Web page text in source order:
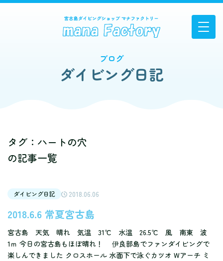
ブログ
ダイビング日記
タグ：ハートの穴
の記事一覧
ダイビング日記 2018.06.06
2018.6.6 常夏宮古島
宮古島 天気 晴れ 気温 31℃ 水温 26.5℃ 風 南東 波
1ｍ 今日の宮古島もほぼ晴れ！ 伊良部島でファンダイビングで
楽しんできました クロスホール 水面下で泳ぐカツオ Wアーチ ミ